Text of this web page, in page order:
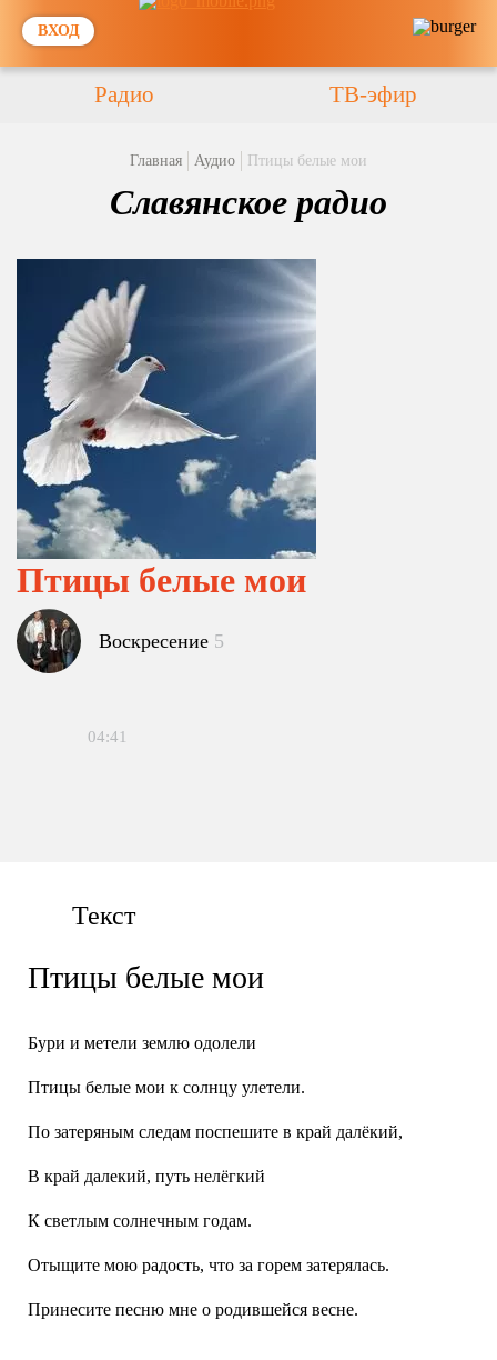
ВХОД
Радио ТВ-эфир
Главная Аудио Птицы белые мои
Славянское радио
Птицы белые мои
Воскресение 5
04:41
Текст
Птицы белые мои
Бури и метели землю одолели
Птицы белые мои к солнцу улетели.
По затеряным следам поспешите в край далёкий,
В край далекий, путь нелёгкий
К светлым солнечным годам.
Отыщите мою радость, что за горем затерялась.
Принесите песню мне о родившейся весне.